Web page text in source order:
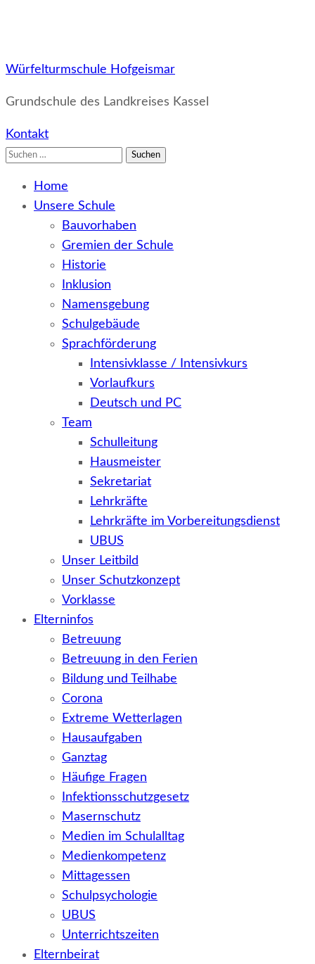
Würfelturmschule Hofgeismar
Grundschule des Landkreises Kassel
Kontakt
Suchen
Home
Unsere Schule
Bauvorhaben
Gremien der Schule
Historie
Inklusion
Namensgebung
Schulgebäude
Sprachförderung
Intensivklasse / Intensivkurs
Vorlaufkurs
Deutsch und PC
Team
Schulleitung
Hausmeister
Sekretariat
Lehrkräfte
Lehrkräfte im Vorbereitungsdienst
UBUS
Unser Leitbild
Unser Schutzkonzept
Vorklasse
Elterninfos
Betreuung
Betreuung in den Ferien
Bildung und Teilhabe
Corona
Extreme Wetterlagen
Hausaufgaben
Ganztag
Häufige Fragen
Infektionsschutzgesetz
Masernschutz
Medien im Schulalltag
Medienkompetenz
Mittagessen
Schulpsychologie
UBUS
Unterrichtszeiten
Elternbeirat